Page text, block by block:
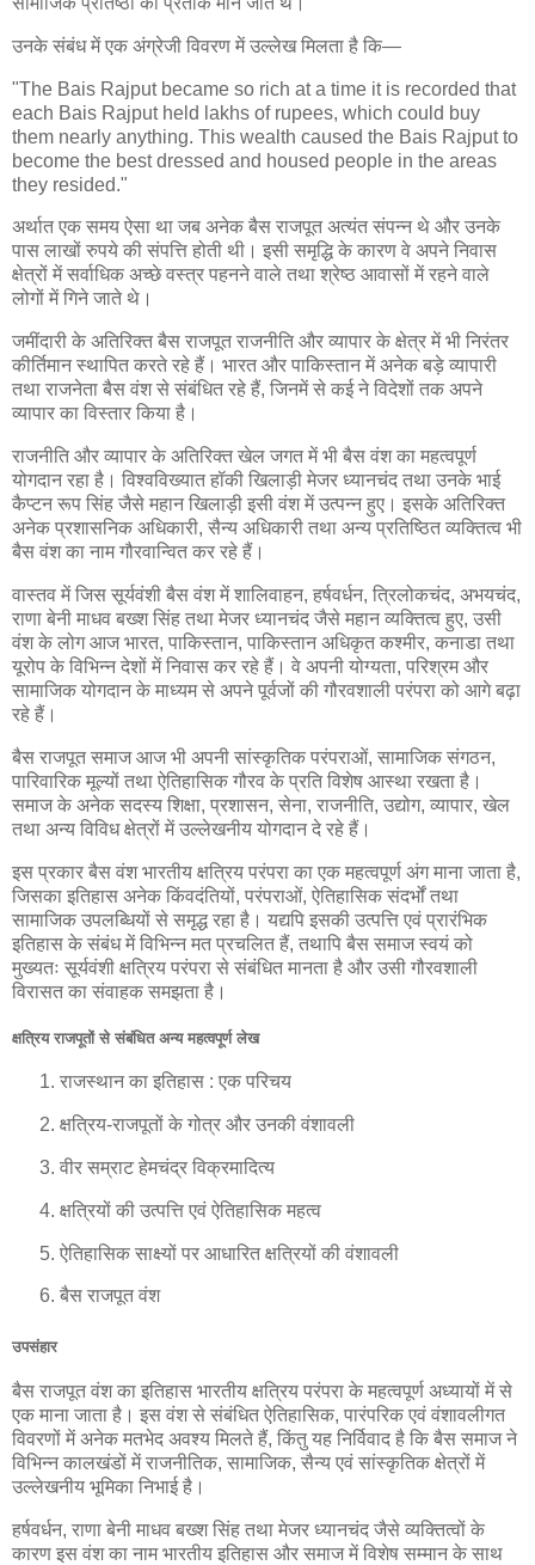
उनके संबंध में एक अंग्रेजी विवरण में उल्लेख मिलता है कि—
"The Bais Rajput became so rich at a time it is recorded that
each Bais Rajput held lakhs of rupees, which could buy
them nearly anything. This wealth caused the Bais Rajput to
become the best dressed and housed people in the areas
they resided."
अर्थात एक समय ऐसा था जब अनेक बैस राजपूत अत्यंत संपन्न थे और उनके
पास लाखों रुपये की संपत्ति होती थी। इसी समृद्धि के कारण वे अपने निवास
क्षेत्रों में सर्वाधिक अच्छे वस्त्र पहनने वाले तथा श्रेष्ठ आवासों में रहने वाले
लोगों में गिने जाते थे।
जमींदारी के अतिरिक्त बैस राजपूत राजनीति और व्यापार के क्षेत्र में भी निरंतर
कीर्तिमान स्थापित करते रहे हैं। भारत और पाकिस्तान में अनेक बड़े व्यापारी
तथा राजनेता बैस वंश से संबंधित रहे हैं, जिनमें से कई ने विदेशों तक अपने
व्यापार का विस्तार किया है।
राजनीति और व्यापार के अतिरिक्त खेल जगत में भी बैस वंश का महत्वपूर्ण
योगदान रहा है। विश्वविख्यात हॉकी खिलाड़ी मेजर ध्यानचंद तथा उनके भाई
कैप्टन रूप सिंह जैसे महान खिलाड़ी इसी वंश में उत्पन्न हुए। इसके अतिरिक्त
अनेक प्रशासनिक अधिकारी, सैन्य अधिकारी तथा अन्य प्रतिष्ठित व्यक्तित्व भी
बैस वंश का नाम गौरवान्वित कर रहे हैं।
वास्तव में जिस सूर्यवंशी बैस वंश में शालिवाहन, हर्षवर्धन, त्रिलोकचंद, अभयचंद,
राणा बेनी माधव बख्श सिंह तथा मेजर ध्यानचंद जैसे महान व्यक्तित्व हुए, उसी
वंश के लोग आज भारत, पाकिस्तान, पाकिस्तान अधिकृत कश्मीर, कनाडा तथा
यूरोप के विभिन्न देशों में निवास कर रहे हैं। वे अपनी योग्यता, परिश्रम और
सामाजिक योगदान के माध्यम से अपने पूर्वजों की गौरवशाली परंपरा को आगे बढ़ा
रहे हैं।
बैस राजपूत समाज आज भी अपनी सांस्कृतिक परंपराओं, सामाजिक संगठन,
पारिवारिक मूल्यों तथा ऐतिहासिक गौरव के प्रति विशेष आस्था रखता है।
समाज के अनेक सदस्य शिक्षा, प्रशासन, सेना, राजनीति, उद्योग, व्यापार, खेल
तथा अन्य विविध क्षेत्रों में उल्लेखनीय योगदान दे रहे हैं।
इस प्रकार बैस वंश भारतीय क्षत्रिय परंपरा का एक महत्वपूर्ण अंग माना जाता है,
जिसका इतिहास अनेक किंवदंतियों, परंपराओं, ऐतिहासिक संदर्भों तथा
सामाजिक उपलब्धियों से समृद्ध रहा है। यद्यपि इसकी उत्पत्ति एवं प्रारंभिक
इतिहास के संबंध में विभिन्न मत प्रचलित हैं, तथापि बैस समाज स्वयं को
मुख्यतः सूर्यवंशी क्षत्रिय परंपरा से संबंधित मानता है और उसी गौरवशाली
विरासत का संवाहक समझता है।
क्षत्रिय राजपूतों से संबंधित अन्य महत्वपूर्ण लेख
राजस्थान का इतिहास : एक परिचय
क्षत्रिय-राजपूतों के गोत्र और उनकी वंशावली
वीर सम्राट हेमचंद्र विक्रमादित्य
क्षत्रियों की उत्पत्ति एवं ऐतिहासिक महत्व
ऐतिहासिक साक्ष्यों पर आधारित क्षत्रियों की वंशावली
बैस राजपूत वंश
उपसंहार
बैस राजपूत वंश का इतिहास भारतीय क्षत्रिय परंपरा के महत्वपूर्ण अध्यायों में से
एक माना जाता है। इस वंश से संबंधित ऐतिहासिक, पारंपरिक एवं वंशावलीगत
विवरणों में अनेक मतभेद अवश्य मिलते हैं, किंतु यह निर्विवाद है कि बैस समाज ने
विभिन्न कालखंडों में राजनीतिक, सामाजिक, सैन्य एवं सांस्कृतिक क्षेत्रों में
उल्लेखनीय भूमिका निभाई है।
हर्षवर्धन, राणा बेनी माधव बख्श सिंह तथा मेजर ध्यानचंद जैसे व्यक्तित्वों के
कारण इस वंश का नाम भारतीय इतिहास और समाज में विशेष सम्मान के साथ